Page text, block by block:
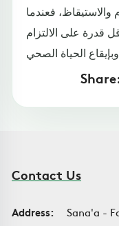
فعندما
قدرة على الالتزام
Contact Us
Address:
Sana'a -